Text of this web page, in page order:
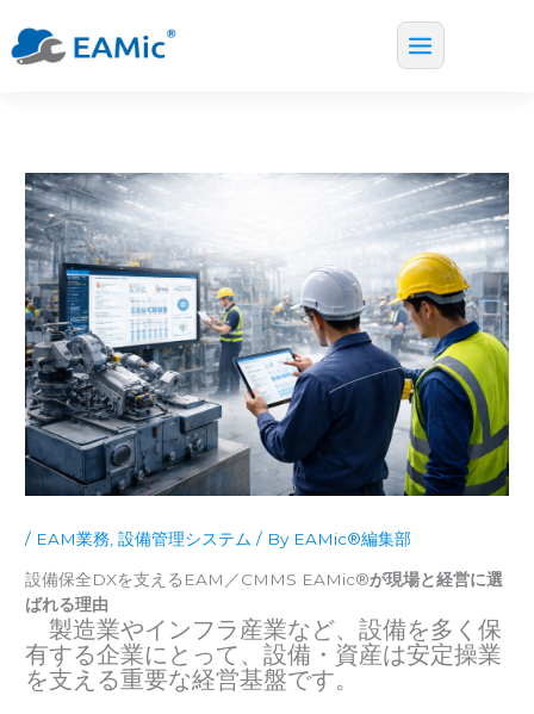
Main
/ EAM業務,設備管理システム / By EAMic®編集部
設備保全DXを支えるEAM／CMMS EAMic®が現場と経営に選
ばれる理由
製造業やインフラ産業など、設備を多く保
有する企業にとって、設備・資産は安定操業
を支える重要な経営基盤です。